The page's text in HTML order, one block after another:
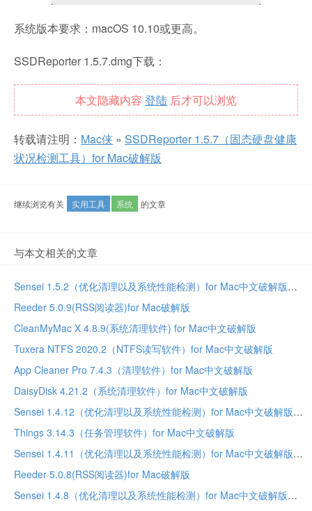
系统版本要求：macOS 10.10或更高。
SSDReporter 1.5.7.dmg下载：
本文隐藏内容 登陆 后才可以浏览
转载请注明： Mac侠 » SSDReporter 1.5.7（固态硬盘健康
状况检测工具）for Mac破解版
继续浏览有关 实用工具 系统 的文章
与本文相关的文章
Sensei 1.5.2（优化清理以及系统性能检测）for Mac中文破解版
Reeder 5.0.9(RSS阅读器)for Mac破解版
CleanMyMac X 4.8.9(系统清理软件) for Mac中文破解版
Tuxera NTFS 2020.2（NTFS读写软件）for Mac中文破解版
App Cleaner Pro 7.4.3（清理软件）for Mac中文破解版
DaisyDisk 4.21.2（系统清理软件）for Mac中文破解版
Sensei 1.4.12（优化清理以及系统性能检测）for Mac中文破解版
Things 3.14.3（任务管理软件）for Mac中文破解版
Sensei 1.4.11（优化清理以及系统性能检测）for Mac中文破解版
Reeder 5.0.8(RSS阅读器)for Mac破解版
Sensei 1.4.8（优化清理以及系统性能检测）for Mac中文破解版